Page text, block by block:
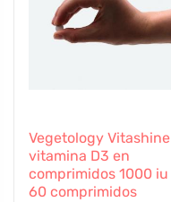
Vegetology Vitashine
vitamina D3 en
comprimidos 1000 iu
60 comprimidos